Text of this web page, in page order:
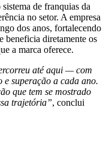
de franquias da
no setor. A empresa
dos anos, fortalecendo
beneficia diretamente os
a marca oferece.
até aqui — com
superação a cada ano.
que tem se mostrado
trajetória”, conclui